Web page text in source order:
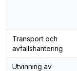
Transport och
avfallshantering
Utvinning av